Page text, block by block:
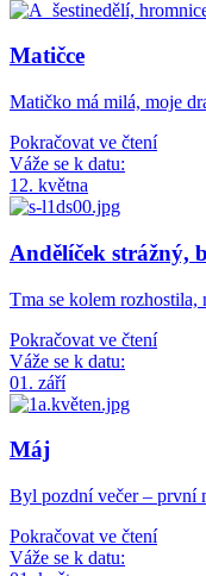
Matičce
Matičko má milá, moje
Pokračovat ve čtení
Váže se k datu:
12. května
Andělíček strážný,
Tma se kolem
Pokračovat ve čtení
Váže se k datu:
01. září
Máj
Byl pozdní večer – první
Pokračovat ve čtení
Váže se k datu: